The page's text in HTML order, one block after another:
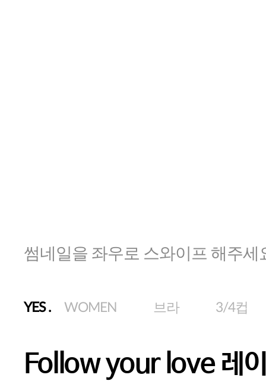
썸네일을 좌우로 스와이프 해주세
YES. WOMEN 브라 3/4컵
Follow your love 레